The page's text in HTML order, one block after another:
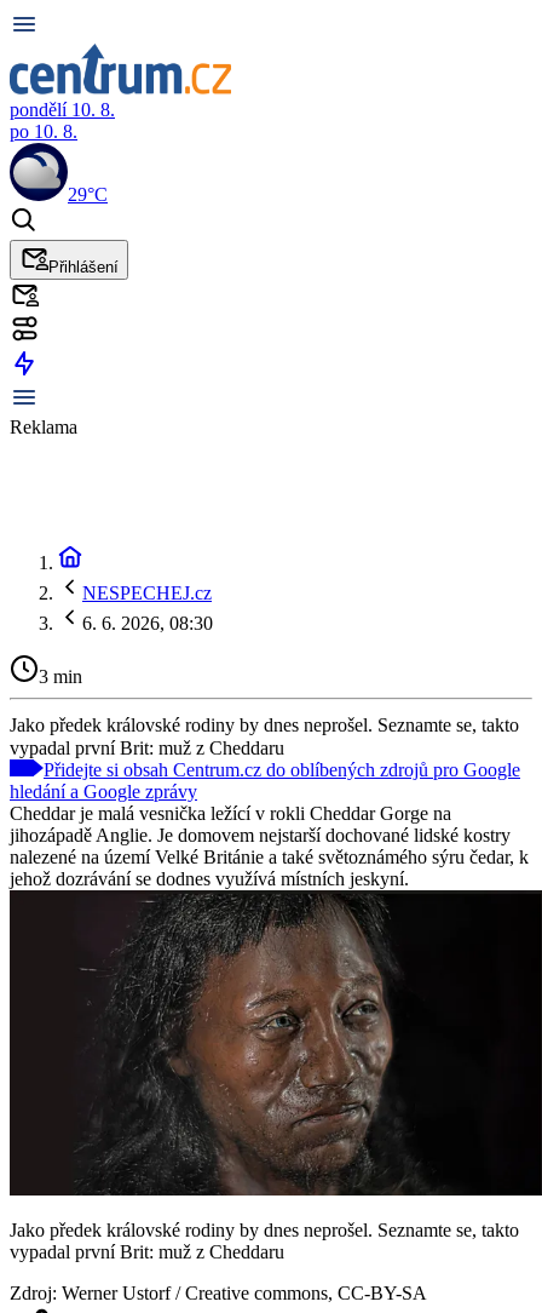
pondělí 10. 8.
po 10. 8.
29°C
Přihlášení
Reklama
NESPECHEJ.cz
6. 6. 2026, 08:30
3 min
Jako předek královské rodiny by dnes neprošel. Seznamte se, takto
vypadal první Brit: muž z Cheddaru
Přidejte si obsah Centrum.cz do oblíbených zdrojů pro Google
hledání a Google zprávy
Cheddar je malá vesnička ležící v rokli Cheddar Gorge na
jihozápadě Anglie. Je domovem nejstarší dochované lidské kostry
nalezené na území Velké Británie a také světoznámého sýru čedar, k
jehož dozrávání se dodnes využívá místních jeskyní.
Jako předek královské rodiny by dnes neprošel. Seznamte se, takto
vypadal první Brit: muž z Cheddaru
Zdroj: Werner Ustorf / Creative commons, CC-BY-SA